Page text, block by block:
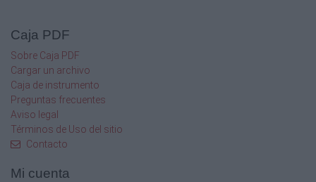
Caja PDF
Sobre Caja PDF
Cargar un archivo
Caja de instrumento
Preguntas frecuentes
Aviso legal
Términos de Uso del sitio
Contacto
Mi cuenta